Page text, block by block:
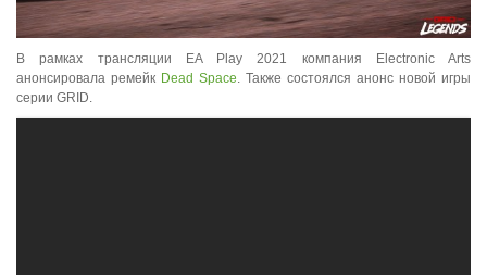
В рамках трансляции EA Play 2021 компания Electronic Arts
анонсировала ремейк Dead Space. Также состоялся анонс новой игры
серии GRID.